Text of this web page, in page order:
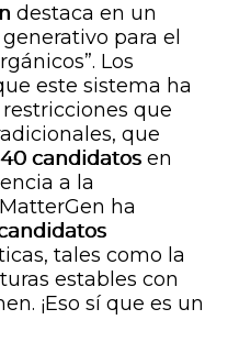
destaca en un
para el
Los
este sistema ha
que
que
40 candidatosen
a la
ha
tales como la
estables con
¡Eso sí que es un